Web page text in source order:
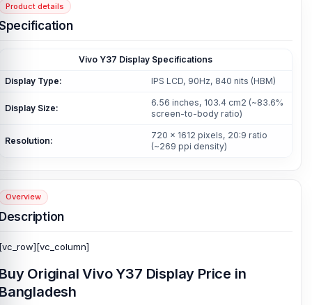
Product details
Vivo Y37 Display Specifications
Display Type: IPS LCD, 90Hz, 840 nits (HBM)
Display Size:
6.56 inches, 103.4 cm2 (~83.6%
screen-to-body ratio)
Resolution:
720 x 1612 pixels, 20:9 ratio
(~269 ppi density)
Overview
Original Vivo Y37 Display Price in